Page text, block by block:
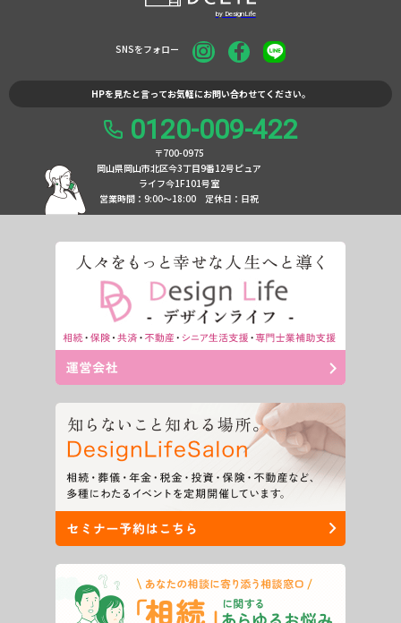
SNSをフォロー
HPを見たと言ってお気軽にお問い合わせてください。
0120-009-422
〒700-0975
岡山県岡山市北区今3丁目9番12号ピュア
ライフ今1F101号室
営業時間：9:00〜18:00
定休日：日祝